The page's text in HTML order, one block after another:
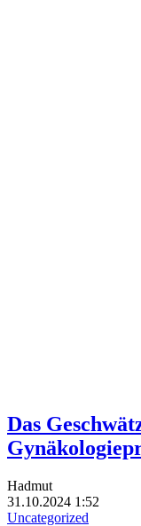
Das
Hadmut
31.10.2024 1:52
Uncategorized